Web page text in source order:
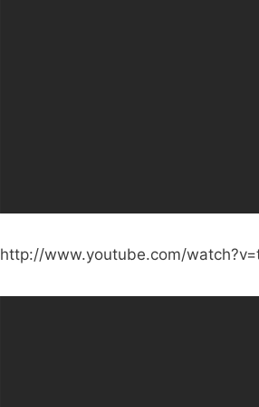
http://www.youtube.com/